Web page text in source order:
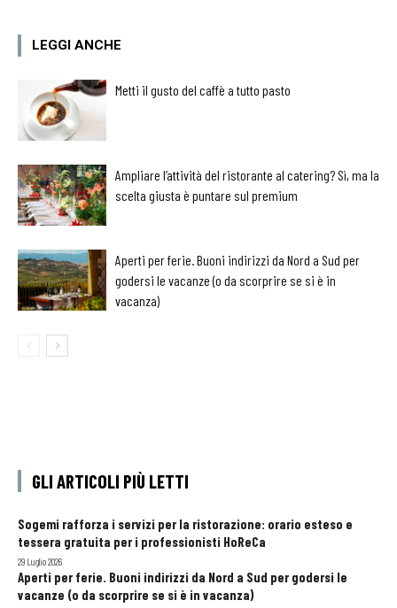
LEGGI ANCHE
Metti il gusto del caffè a tutto pasto
Ampliare l’attività del ristorante al catering? Sì, ma la
scelta giusta è puntare sul premium
Aperti per ferie. Buoni indirizzi da Nord a Sud per
godersi le vacanze (o da scorprire se si è in
vacanza)
GLI ARTICOLI PIÙ LETTI
Sogemi rafforza i servizi per la ristorazione: orario esteso e
tessera gratuita per i professionisti HoReCa
29 Luglio 2026
Aperti per ferie. Buoni indirizzi da Nord a Sud per godersi le
vacanze (o da scorprire se si è in vacanza)